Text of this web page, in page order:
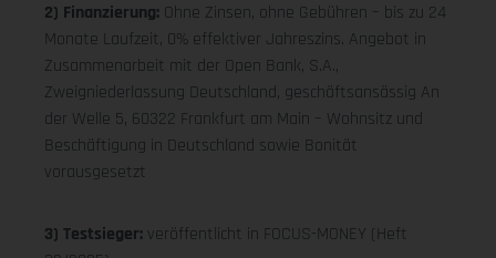
2) Finanzierung: Ohne Zinsen, ohne Gebühren – bis zu 24
Monate Laufzeit, 0% effektiver Jahreszins. Angebot in
Zusammenarbeit mit der Open Bank, S.A.,
Zweigniederlassung Deutschland, geschäftsansässig An
der Welle 5, 60322 Frankfurt am Main – Wohnsitz und
Beschäftigung in Deutschland sowie Bonität
vorausgesetzt
3) Testsieger: veröffentlicht in FOCUS-MONEY (Heft